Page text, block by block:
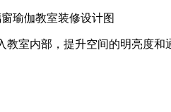
瑜伽教室装修设计图
教室内部，提升空间的明亮度和